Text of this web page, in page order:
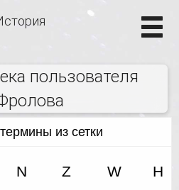
пользователя